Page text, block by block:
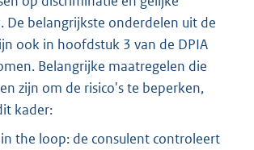
De belangrijkste onderdelen uit de
ook in hoofdstuk 3 van de DPIA
Belangrijke maatregelen die
zijn om de risico's te beperken,
kader:
in the loop: de consulent controleert